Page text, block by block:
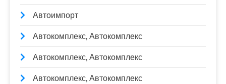
Автоимпорт
Автокомплекс, Автокомплекс
Автокомплекс, Автокомплекс
Автокомплекс, Автокомплекс